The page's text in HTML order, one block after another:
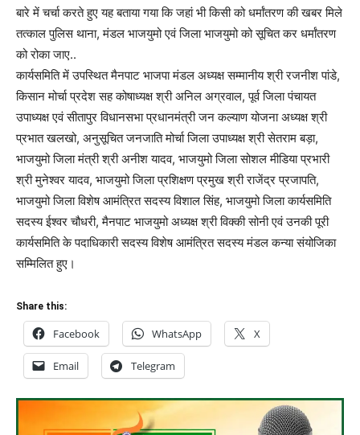
बारे में चर्चा करते हुए यह बताया गया कि जहां भी किसी को धर्मांतरण की खबर मिले
तत्काल पुलिस थाना, मंडल भाजयुमो एवं जिला भाजयुमो को सूचित कर धर्मांतरण
को रोका जाए..
कार्यसमिति में उपस्थित मैनपाट भाजपा मंडल अध्यक्ष सम्मानीय श्री रजनीश पांडे,
किसान मोर्चा प्रदेश सह कोषाध्यक्ष श्री अनिल अग्रवाल, पूर्व जिला पंचायत
उपाध्यक्ष एवं सीतापुर विधानसभा प्रधानमंत्री जन कल्याण योजना अध्यक्ष श्री
प्रभात खलखो, अनुसूचित जनजाति मोर्चा जिला उपाध्यक्ष श्री सेतराम बड़ा,
भाजयुमो जिला मंत्री श्री अनीश यादव, भाजयुमो जिला सोशल मीडिया प्रभारी
श्री मुनेश्वर यादव, भाजयुमो जिला प्रशिक्षण प्रमुख श्री राजेंद्र प्रजापति,
भाजयुमो जिला विशेष आमंत्रित सदस्य विशाल सिंह, भाजयुमो जिला कार्यसमिति
सदस्य ईश्वर चौधरी, मैनपाट भाजयुमो अध्यक्ष श्री विक्की सोनी एवं उनकी पूरी
कार्यसमिति के पदाधिकारी सदस्य विशेष आमंत्रित सदस्य मंडल कन्या संयोजिका
सम्मिलित हुए।
Share this:
Facebook WhatsApp X
Email Telegram